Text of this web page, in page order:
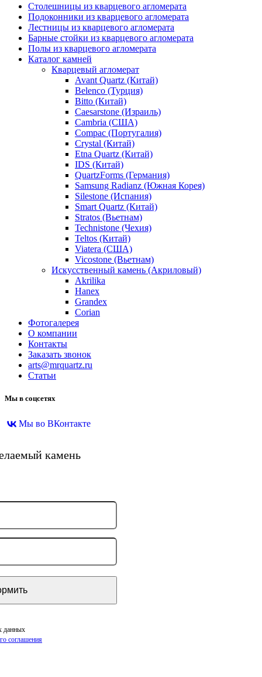
Столешницы из кварцевого агломерата
Подоконники из кварцевого агломерата
Лестницы из кварцевого агломерата
Барные стойки из кварцевого агломерата
Полы из кварцевого агломерата
Каталог камней
Кварцевый агломерат
Avant Quartz (Китай)
Belenco (Турция)
Bitto (Китай)
Caesarstone (Израиль)
Cambria (США)
Compac (Португалия)
Crystal (Китай)
Etna Quartz (Китай)
IDS (Китай)
QuartzForms (Германия)
Samsung Radianz (Южная Корея)
Silestone (Испания)
Smart Quartz (Китай)
Stratos (Вьетнам)
Technistone (Чехия)
Teltos (Китай)
Viatera (США)
Vicostone (Вьетнам)
Искусственный камень (Акриловый)
Akrilika
Hanex
Grandex
Corian
Фотогалерея
О компании
Контакты
Заказать звонок
arts@mrquartz.ru
Статьи
Мы в соцсетях
Мы во ВКонтакте
камень
данных
соглашения